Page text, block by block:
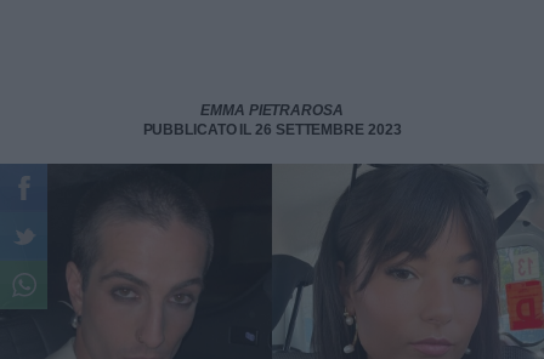
EMMA PIETRAROSA
PUBBLICATO IL 26 SETTEMBRE 2023